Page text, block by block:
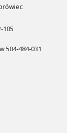
105
504-484-031